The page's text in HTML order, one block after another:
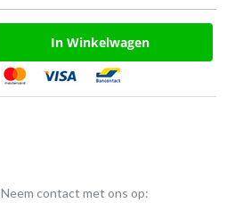
In Winkelwagen
Neem contact met ons op: